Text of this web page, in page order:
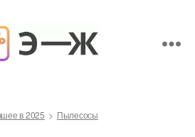
экспертов
в 2025 Пылесосы